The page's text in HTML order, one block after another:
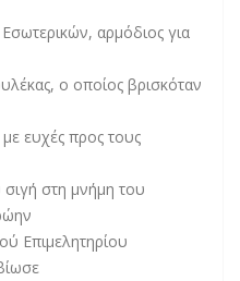
αρμόδιος για
ο οποίος βρισκόταν
ευχές προς τους
στη μνήμη του
Επιμελητηρίου